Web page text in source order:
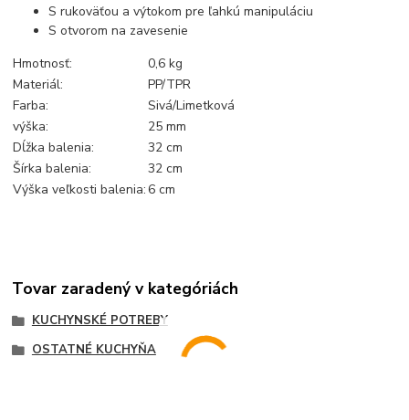
S rukoväťou a výtokom pre ľahkú manipuláciu
S otvorom na zavesenie
Hmotnosť:
0,6 kg
Materiál:
PP/TPR
Farba:
Sivá/Limetková
výška:
25 mm
Dĺžka balenia:
32 cm
Šírka balenia:
32 cm
Výška veľkosti balenia:6 cm
Tovar zaradený v kategóriách
KUCHYNSKÉ POTREBY
OSTATNÉ KUCHYŇA